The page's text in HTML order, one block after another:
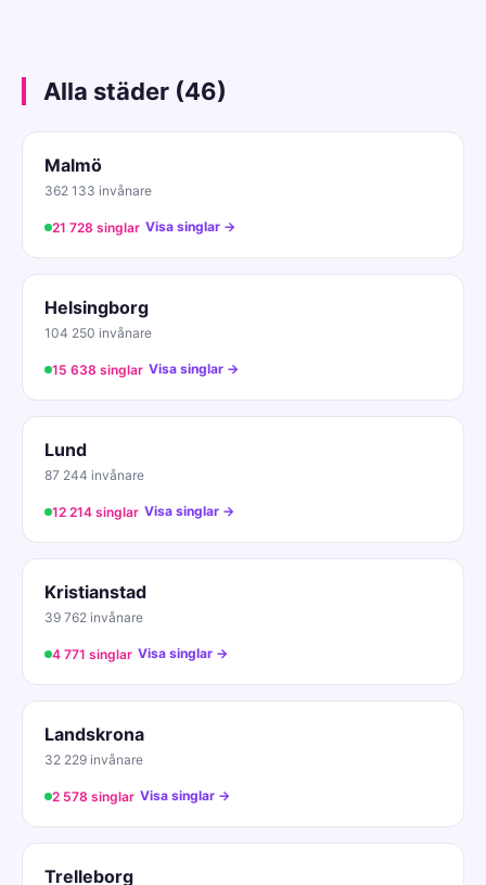
Alla städer (46)
Malmö
362 133 invånare
21 728 singlar Visa singlar →
Helsingborg
104 250 invånare
15 638 singlar Visa singlar →
Lund
87 244 invånare
12 214 singlar Visa singlar →
Kristianstad
39 762 invånare
4 771 singlar Visa singlar →
Landskrona
32 229 invånare
2 578 singlar Visa singlar →
Trelleborg